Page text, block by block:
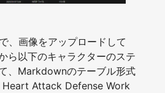
、画像をアップロードして
ら以下のキャラクターのステ
、Markdownのテーブル形式
Attack Defense Work